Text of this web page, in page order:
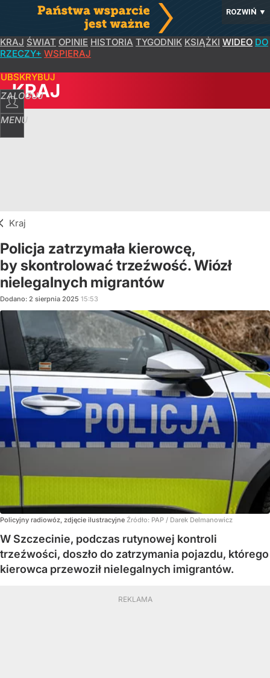
ROZWIŃ ▼
KRAJ ŚWIAT OPINIE HISTORIA TYGODNIK KSIĄŻKI WIDEO DO
RZECZY+ WSPIERAJ
ZALOGUJ
MENU
KRAJ
Kraj
Policja zatrzymała kierowcę,
by skontrolować trzeźwość. Wiózł
nielegalnych migrantów
Dodano: 2 sierpnia 2025 15:53
Policyjny radiowóz, zdjęcie ilustracyjne Źródło: PAP / Darek Delmanowicz
W Szczecinie, podczas rutynowej kontroli
trzeźwości, doszło do zatrzymania pojazdu, którego
kierowca przewoził nielegalnych imigrantów.